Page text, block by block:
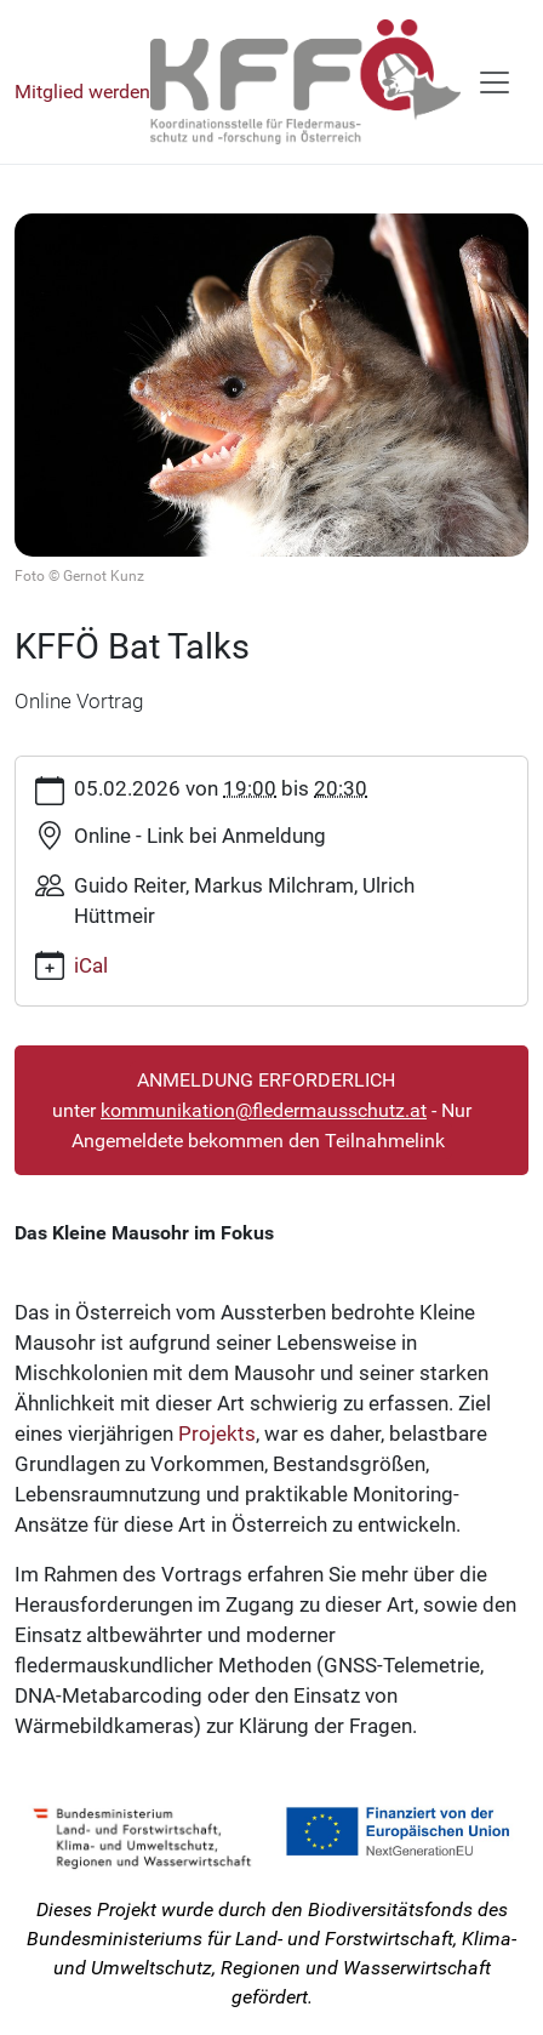
Mitglied werden
Foto © Gernot Kunz
KFFÖ Bat Talks
Online Vortrag
KFFÖ
Bat
Talks
2026-
2026-
02-
05.02.2026 von 19:00 bis 20:30
Online - Link bei Anmeldung
Guido Reiter, Markus Milchram, Ulrich
Hüttmeir
iCal
ANMELDUNG ERFORDERLICH
unter kommunikation@fledermausschutz.at - Nur
Angemeldete bekommen den Teilnahmelink
Das Kleine Mausohr im Fokus
Das in Österreich vom Aussterben bedrohte Kleine
Mausohr ist aufgrund seiner Lebensweise in
Mischkolonien mit dem Mausohr und seiner starken
Ähnlichkeit mit dieser Art schwierig zu erfassen. Ziel
eines vierjährigen Projekts, war es daher, belastbare
Grundlagen zu Vorkommen, Bestandsgrößen,
Lebensraumnutzung und praktikable Monitoring-
Ansätze für diese Art in Österreich zu entwickeln.
Im Rahmen des Vortrags erfahren Sie mehr über die
Herausforderungen im Zugang zu dieser Art, sowie den
Einsatz altbewährter und moderner
fledermauskundlicher Methoden (GNSS-Telemetrie,
DNA-Metabarcoding oder den Einsatz von
Wärmebildkameras) zur Klärung der Fragen.
Dieses Projekt wurde durch den Biodiversitätsfonds des
Bundesministeriums für Land- und Forstwirtschaft, Klima-
und Umweltschutz, Regionen und Wasserwirtschaft
gefördert.